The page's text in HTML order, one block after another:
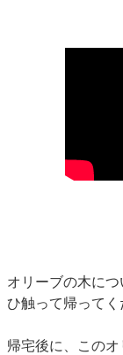
オリーブの木に
ひ触って帰ってく
帰宅後に、この